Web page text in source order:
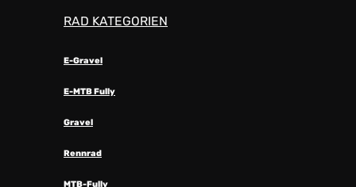
RAD KATEGORIEN
E-Gravel
E-MTB Fully
Gravel
Rennrad
MTB-Fully